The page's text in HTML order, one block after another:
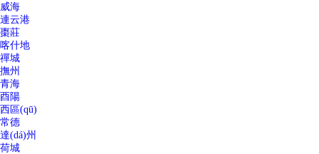
威海
連云港
棗莊
喀什地
禪城
撫州
青海
酉陽
西區(qū)
常德
達(dá)州
荷城